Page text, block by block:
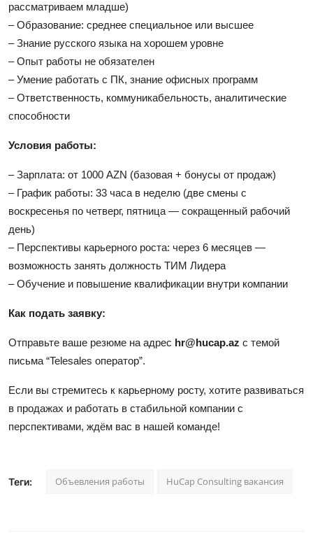
рассматриваем младше)
– Образование: среднее специальное или высшее
– Знание русского языка на хорошем уровне
– Опыт работы не обязателен
– Умение работать с ПК, знание офисных программ
– Ответственность, коммуникабельность, аналитические
способности
Условия работы:
– Зарплата: от 1000 AZN (базовая + бонусы от продаж)
– График работы: 33 часа в неделю (две смены с
воскресенья по четверг, пятница — сокращенный рабочий
день)
– Перспективы карьерного роста: через 6 месяцев —
возможность занять должность ТИМ Лидера
– Обучение и повышение квалификации внутри компании
Как подать заявку:
Отправьте ваше резюме на адрес hr@hucap.az с темой
письма “Telesales оператор”.
Если вы стремитесь к карьерному росту, хотите развиваться
в продажах и работать в стабильной компании с
перспективами, ждём вас в нашей команде!
Теги: Объевления работы HuCap Consulting вакансия